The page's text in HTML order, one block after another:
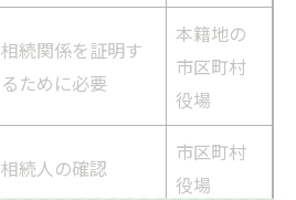
相続関係を証明す
るために必要
本籍地の
市区町村
役場
相続人の確認
市区町村
役場